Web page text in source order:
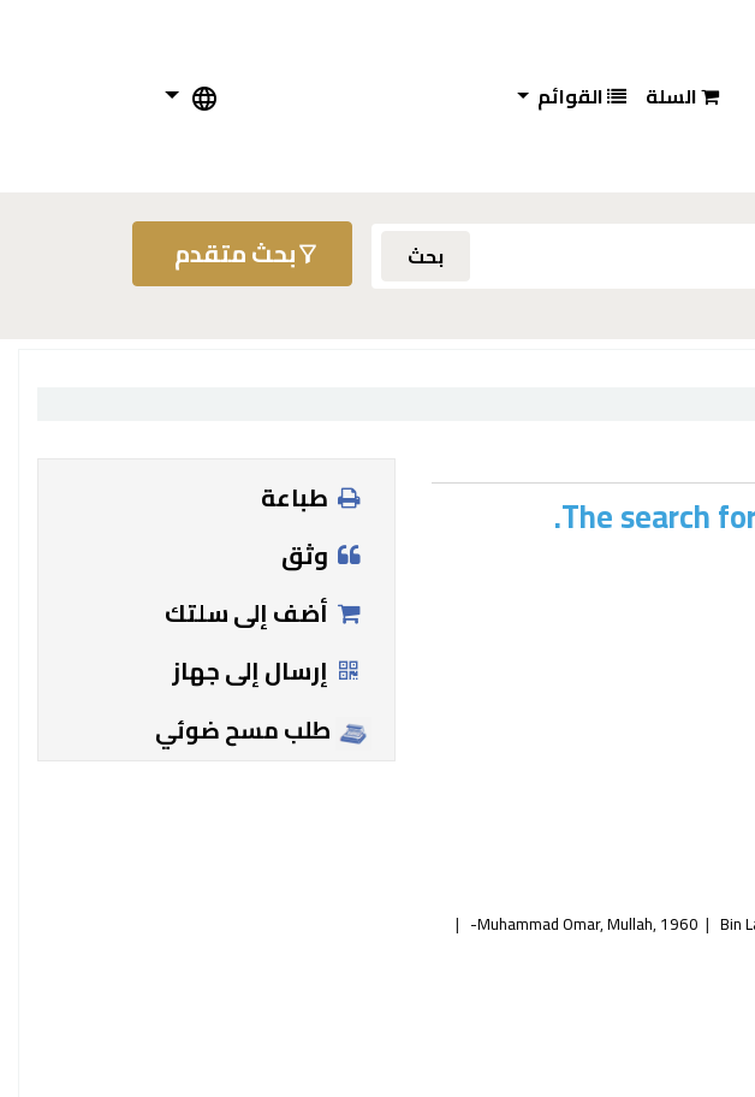
السلة القوائم
بحث بحث متقدم
The search
Bin
Muhammad Omar, Mullah, 1960-
طباعة
وثق
أضف إلى سلتك
إرسال إلى جهاز
طلب مسح ضوئي